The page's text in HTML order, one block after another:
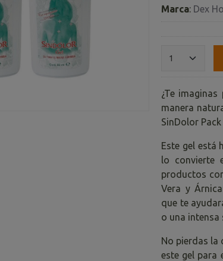
Marca: Dex
¿Te
manera
SinDolor
Este gel está
lo convierte
productos
Vera y
que te
o una intensa
No pierdas la
este gel para